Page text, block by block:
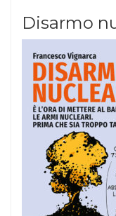
Disarmo